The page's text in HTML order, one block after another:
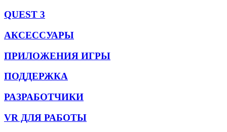
QUEST 3
АКСЕССУАРЫ
ПРИЛОЖЕНИЯ ИГРЫ
ПОДДЕРЖКА
РАЗРАБОТЧИКИ
VR ДЛЯ РАБОТЫ